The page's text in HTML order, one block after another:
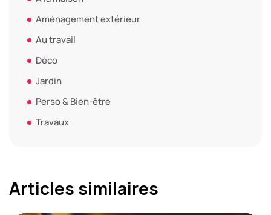
Aménagement extérieur
Au travail
Déco
Jardin
Perso & Bien-être
Travaux
Articles similaires